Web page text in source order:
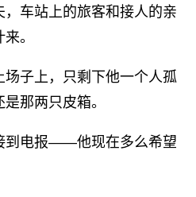
车站上的旅客和接人的亲
。
子上，只剩下他一个人孤
那两只皮箱。
到电报——他现在多么希望